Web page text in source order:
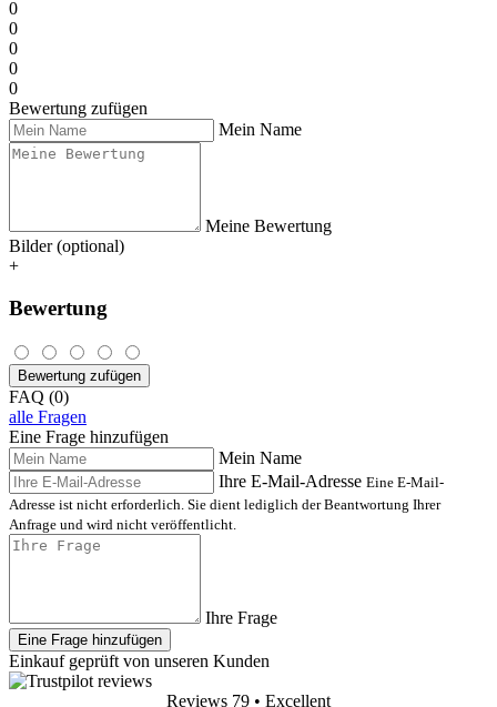
0
0
0
0
0
Bewertung zufügen
Mein Name
Meine Bewertung
Bilder (optional)
+
Bewertung
Bewertung zufügen
FAQ (0)
alle Fragen
Eine Frage hinzufügen
Mein Name
Ihre E-Mail-Adresse Eine E-Mail-
Adresse ist nicht erforderlich. Sie dient lediglich der Beantwortung Ihrer
Anfrage und wird nicht veröffentlicht.
Ihre Frage
Eine Frage hinzufügen
Einkauf geprüft von unseren Kunden
Reviews 79 • Excellent